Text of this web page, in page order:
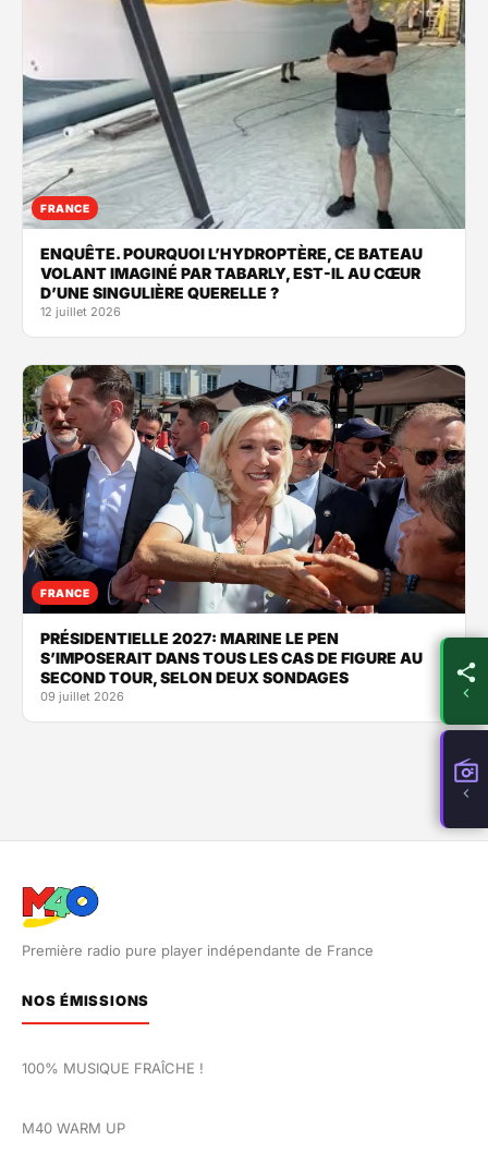
FRANCE
ENQUÊTE. POURQUOI L’HYDROPTÈRE, CE BATEAU
VOLANT IMAGINÉ PAR TABARLY, EST-IL AU CŒUR
D’UNE SINGULIÈRE QUERELLE ?
12 juillet 2026
FRANCE
PRÉSIDENTIELLE 2027: MARINE LE PEN
S’IMPOSERAIT DANS TOUS LES CAS DE FIGURE AU
SECOND TOUR, SELON DEUX SONDAGES
09 juillet 2026
Première radio pure player indépendante de France
NOS ÉMISSIONS
100% MUSIQUE FRAÎCHE !
M40 WARM UP